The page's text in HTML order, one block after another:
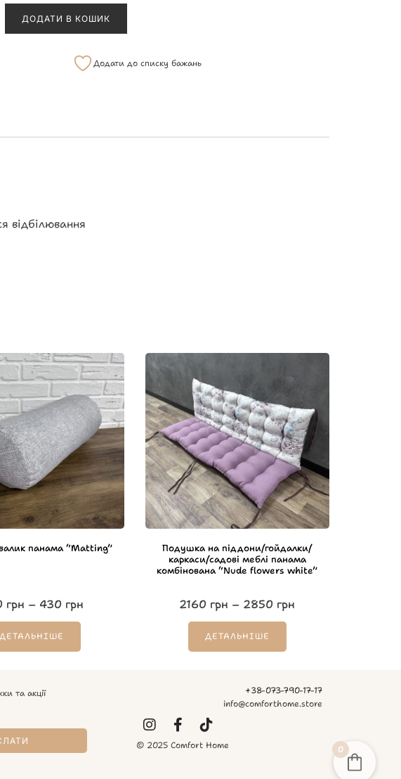
ДОДАТИ В КОШИК
Додати до списку бажань
відбілювання
панама “Matting”
грн – 430 грн
ДЕТАЛЬНІШЕ
Подушка на піддони/гойдалки/
каркаси/садові меблі панама
комбінована “Nude flowers white”
2160 грн – 2850 грн
ДЕТАЛЬНІШЕ
та акції
+38-073-790-17-17
info@comforthome.store
© 2025 Comfort Home 0